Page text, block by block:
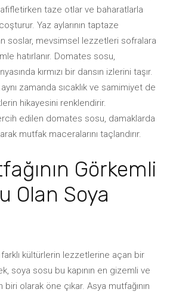
hafifletirken taze otlar ve baharatlarla
Yaz aylarının taptaze
soslar, mevsimsel lezzetleri sofralara
hatırlanır. Domates sosu,
kırmızı bir dansın izlerini taşır.
zamanda sıcaklık ve samimiyet de
hikayesini renklendirir.
edilen domates sosu, damaklarda
mutfak maceralarını taçlandırır.
Görkemli
Olan Soya
kültürlerin lezzetlerine açan bir
soya sosu bu kapının en gizemli ve
olarak öne çıkar. Asya mutfağının